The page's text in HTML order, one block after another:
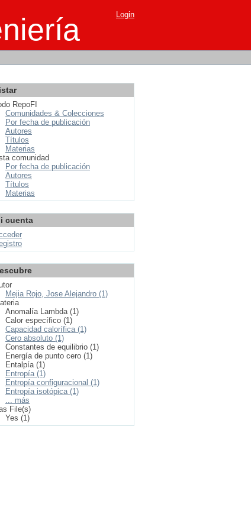
Login
RepoFI
Comunidades & Colecciones
Por fecha de publicación
Autores
Títulos
Materias
comunidad
Por fecha de publicación
Autores
Títulos
Materias
cuenta
Mejia Rojo, Jose Alejandro (1)
Anomalía Lambda (1)
Calor específico (1)
Capacidad calorífica (1)
Cero absoluto (1)
Constantes de equilibrio (1)
Energía de punto cero (1)
Entalpía (1)
Entropía (1)
Entropía configuracional (1)
Entropía isotópica (1)
... más
File(s)
Yes (1)